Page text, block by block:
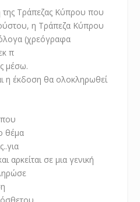
Τράπεζας Κύπρου που
η Τράπεζα Κύπρου
(χρεόγραφα
π
μέσω.
η έκδοση θα ολοκληρωθεί
θέμα
..για
αρκείται σε μιαγενική